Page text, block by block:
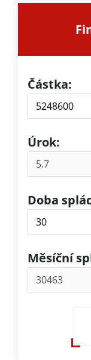
Částka:
Úrok:
Doba
Měsíční